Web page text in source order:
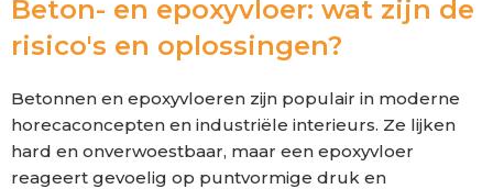
Beton- en epoxyvloer: wat zijn de
risico's en oplossingen?
Betonnen en epoxyvloeren zijn populair in moderne
horecaconcepten en industriële interieurs. Ze lijken
hard en onverwoestbaar, maar een epoxyvloer
reageert gevoelig op puntvormige druk en